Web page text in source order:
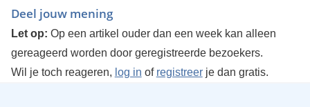
Deel jouw mening
Let op: Op een artikel ouder dan een week kan alleen
gereageerd worden door geregistreerde bezoekers.
Wil je toch reageren, log in of registreerje dan gratis.